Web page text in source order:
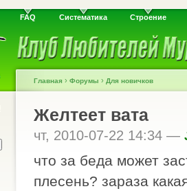
FAQ Систематика Строение
Главная › Форумы › Для новичков
Желтеет вата
чт, 2010-07-22 14:34 —
что за беда может
плесень? зараза